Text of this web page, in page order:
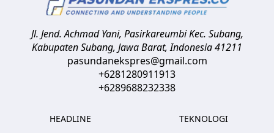
Jl. Jend. Achmad Yani, Pasirkareumbi Kec. Subang,
Kabupaten Subang, Jawa Barat,Indonesia41211
pasundanekspres@gmail.com
+6281280911913
+6289688232338
HEADLINE
TEKNOLOGI